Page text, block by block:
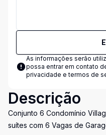
As informações serão
possa entrar em contato
privacidade e termos de
Descrição
Conjunto 6 Condomínio
suítes com 6 Vagas de